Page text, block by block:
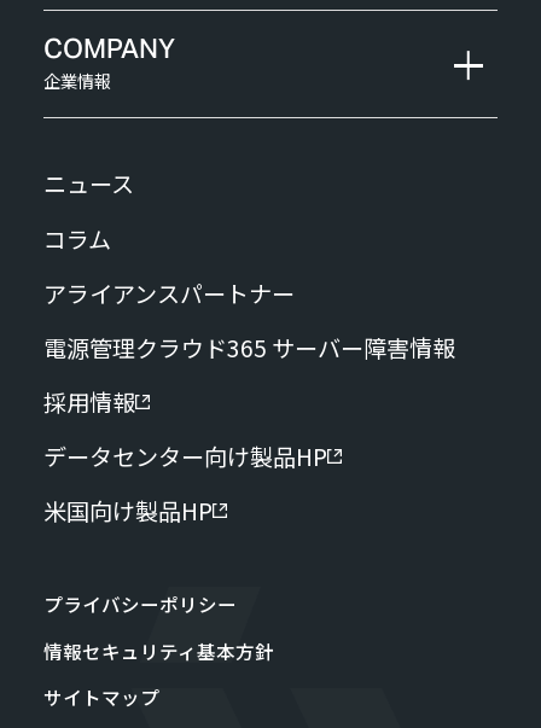
COMPANY
企業情報
ニュース
コラム
アライアンスパートナー
電源管理クラウド365 サーバー障害情報
採用情報
データセンター向け製品HP
米国向け製品HP
プライバシーポリシー
情報セキュリティ基本方針
サイトマップ